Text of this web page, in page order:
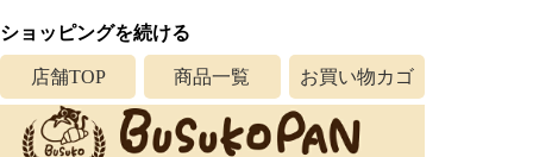
ショッピングを続ける
店舗TOP 商品一覧 お買い物カゴ